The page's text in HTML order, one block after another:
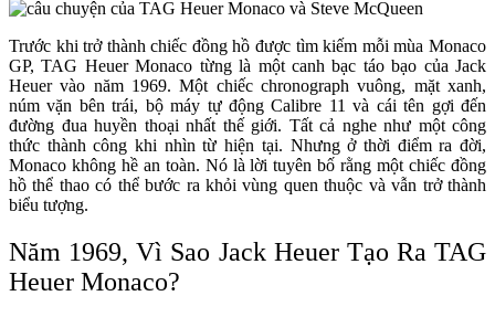
Trước khi trở thành chiếc đồng hồ được tìm kiếm mỗi mùa Monaco
GP, TAG Heuer Monaco từng là một canh bạc táo bạo của Jack
Heuer vào năm 1969. Một chiếc chronograph vuông, mặt xanh,
núm vặn bên trái, bộ máy tự động Calibre 11 và cái tên gợi đến
đường đua huyền thoại nhất thế giới. Tất cả nghe như một công
thức thành công khi nhìn từ hiện tại. Nhưng ở thời điểm ra đời,
Monaco không hề an toàn. Nó là lời tuyên bố rằng một chiếc đồng
hồ thể thao có thể bước ra khỏi vùng quen thuộc và vẫn trở thành
biểu tượng.
Năm 1969, Vì Sao Jack Heuer Tạo Ra TAG
Heuer Monaco?